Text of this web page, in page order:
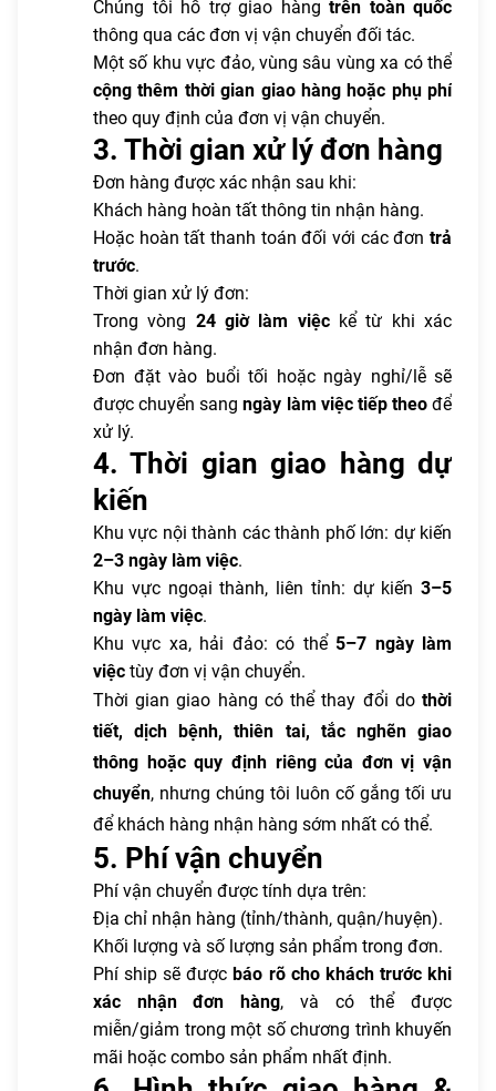
Chúng tôi hỗ trợ giao hàng trên toàn quốc
thông qua các đơn vị vận chuyển đối tác.
Một số khu vực đảo, vùng sâu vùng xa có thể
cộng thêm thời gian giao hàng hoặc phụ phí
theo quy định của đơn vị vận chuyển.
3. Thời gian xử lý đơn hàng
Đơn hàng được xác nhận sau khi:
Khách hàng hoàn tất thông tin nhận hàng.
Hoặc hoàn tất thanh toán đối với các đơn trả
trước.
Thời gian xử lý đơn:
Trong vòng 24 giờ làm việckể từ khi xác
nhận đơn hàng.
Đơn đặt vào buổi tối hoặc ngày nghỉ/lễ sẽ
được chuyển sangngày làm việc tiếp theođể
xử lý.
4. Thời gian giao hàng dự
kiến
Khu vực nội thành các thành phố lớn: dự kiến
2–3 ngày làm việc.
Khu vực ngoại thành, liên tỉnh: dự kiến 3–5
ngày làm việc.
Khu vực xa, hải đảo: có thể 5–7 ngày làm
việc tùy đơn vị vận chuyển.
Thời gian giao hàng có thể thay đổi do thời
tiết, dịch bệnh, thiên tai, tắc nghẽn giao
thông hoặc quy định riêng của đơn vị vận
chuyển, nhưng chúng tôi luôn cố gắng tối ưu
để khách hàng nhận hàng sớm nhất có thể.
5. Phí vận chuyển
Phí vận chuyển được tính dựa trên:
Địa chỉ nhận hàng (tỉnh/thành, quận/huyện).
Khối lượng và số lượng sản phẩm trong đơn.
Phí ship sẽ được báo rõ cho khách trước khi
xác nhận đơn hàng, và có thể được
miễn/giảm trong một số chương trình khuyến
mãi hoặc combo sản phẩm nhất định.